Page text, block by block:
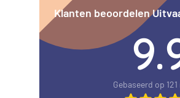
Klanten beoordelen
Gebaseerd op